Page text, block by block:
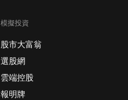
模擬投資
股市大富翁
選股網
雲端控股
報明牌